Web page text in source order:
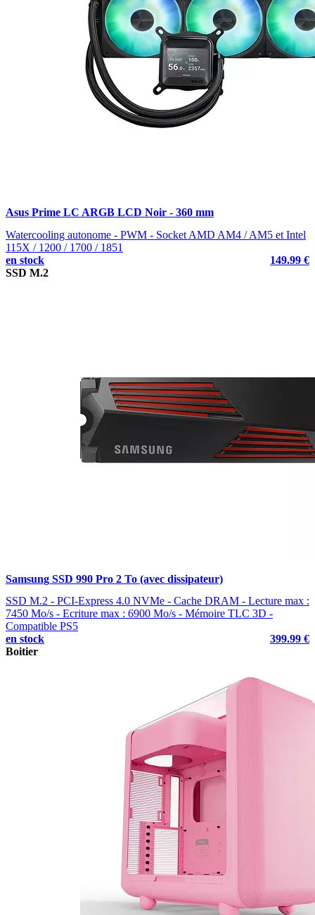
Asus Prime LC ARGB LCD Noir - 360 mm
Watercooling autonome - PWM - Socket AMD AM4 / AM5 et Intel
115X / 1200 / 1700 / 1851
en stock
149.99 €
SSD M.2
Samsung SSD 990 Pro 2 To (avec dissipateur)
SSD M.2 - PCI-Express 4.0 NVMe - Cache DRAM - Lecture max :
7450 Mo/s - Ecriture max : 6900 Mo/s - Mémoire TLC 3D -
Compatible PS5
en stock
399.99 €
Boitier